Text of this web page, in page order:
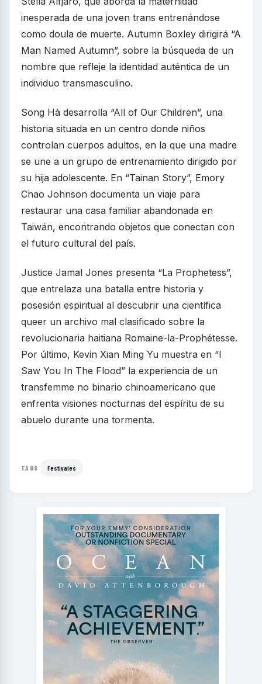
inesperada de una joven trans entrenándose
como doula de muerte. Autumn Boxley dirigirá “A
Man Named Autumn”, sobre la búsqueda de un
nombre que refleje la identidad auténtica de un
individuo transmasculino.
Song Hà desarrolla “All of Our Children”, una
historia situada en un centro donde niños
controlan cuerpos adultos, en la que una madre
se une a un grupo de entrenamiento dirigido por
su hija adolescente. En “Tainan Story”, Emory
Chao Johnson documenta un viaje para
restaurar una casa familiar abandonada en
Taiwán, encontrando objetos que conectan con
el futuro cultural del país.
Justice Jamal Jones presenta “La Prophetess”,
que entrelaza una batalla entre historia y
posesión espiritual al descubrir una científica
queer un archivo mal clasificado sobre la
revolucionaria haitiana Romaine-la-Prophétesse.
Por último, Kevin Xian Ming Yu muestra en “I
Saw You In The Flood” la experiencia de un
transfemme no binario chinoamericano que
enfrenta visiones nocturnas del espíritu de su
abuelo durante una tormenta.
TAGS Festivales